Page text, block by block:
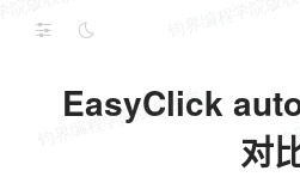
EasyClick
对